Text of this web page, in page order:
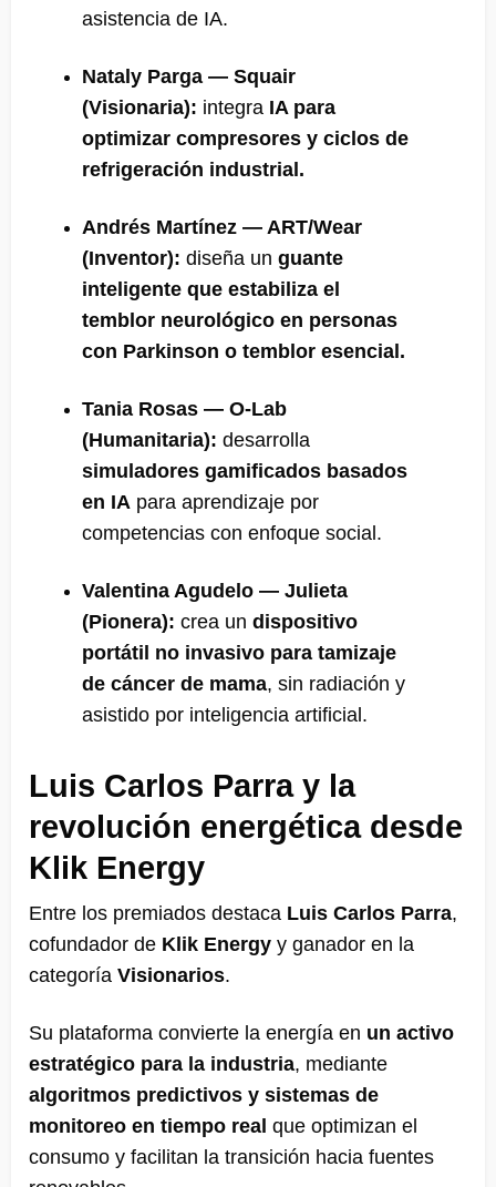
asistencia de IA.
Nataly Parga — Squair
(Visionaria): integra IA para
optimizar compresores y ciclos de
refrigeración industrial.
Andrés Martínez — ART/Wear
(Inventor): diseña un guante
inteligente que estabiliza el
temblor neurológico en personas
con Parkinson o temblor esencial.
Tania Rosas — O-Lab
(Humanitaria): desarrolla
simuladores gamificados basados
en IA para aprendizaje por
competencias con enfoque social.
Valentina Agudelo — Julieta
(Pionera): crea un dispositivo
portátil no invasivo para tamizaje
de cáncer de mama, sin radiación y
asistido por inteligencia artificial.
Luis Carlos Parra y la
revolución energética desde
Klik Energy
Entre los premiados destaca Luis Carlos Parra,
cofundador de Klik Energy y ganador en la
categoría Visionarios.
Su plataforma convierte la energía en un activo
estratégico para la industria, mediante
algoritmos predictivos y sistemas de
monitoreo en tiempo real que optimizan el
consumo y facilitan la transición hacia fuentes